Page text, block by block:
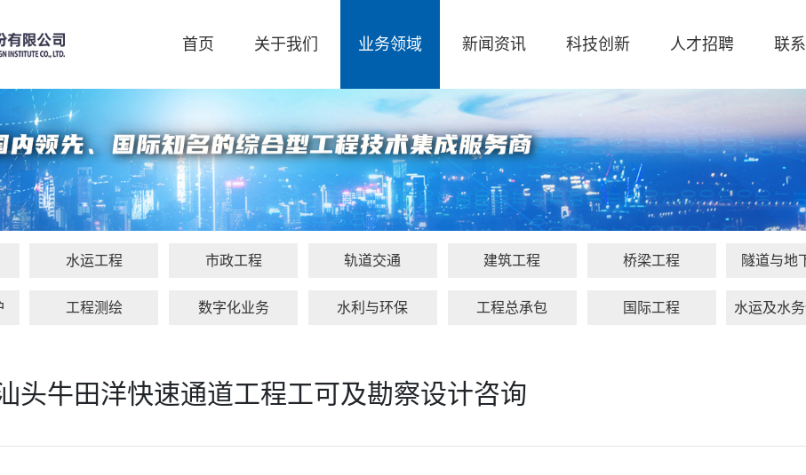
首页 关于我们 业务领域 新闻资讯 科技创新 人才招聘 联
水运工程 市政工程 轨道交通 建筑工程 桥梁工程 隧道与地
工程测绘 数字化业务 水利与环保 工程总承包 国际工程 水运及水
头牛田洋快速通道工程工可及勘察设计咨询